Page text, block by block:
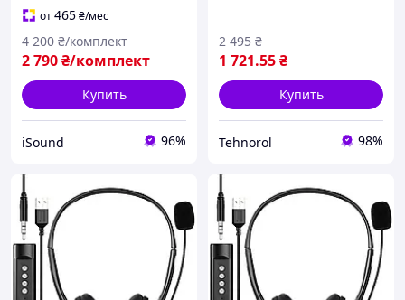
от465₴/мес
2 790₴/комплект
4 200 ₴/комплект
Купить
iSound 96%
1 721.55₴
2 495 ₴
Купить
Tehnorol 98%